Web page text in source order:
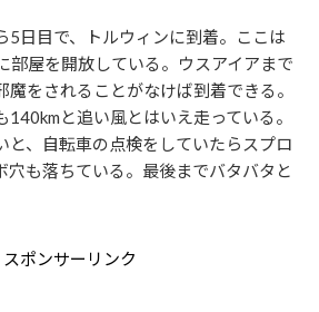
5日目で、トルウィンに到着。ここは
部屋を開放している。ウスアイアまで
魔をされることがなけば到着できる。
と追い風とはいえ走っている。
と、自転車の点検をしていたらスプロ
穴も落ちている。最後までバタバタと
スポンサーリンク